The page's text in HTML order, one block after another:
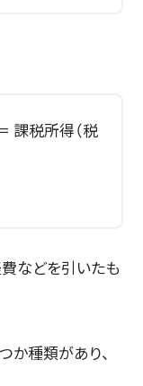
課税所得（税
などを引いたも
か種類があり、